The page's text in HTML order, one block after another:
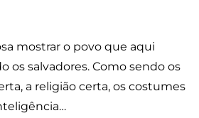
mostrar o povo que aqui
os salvadores. Como sendo os
a religião certa, os costumes